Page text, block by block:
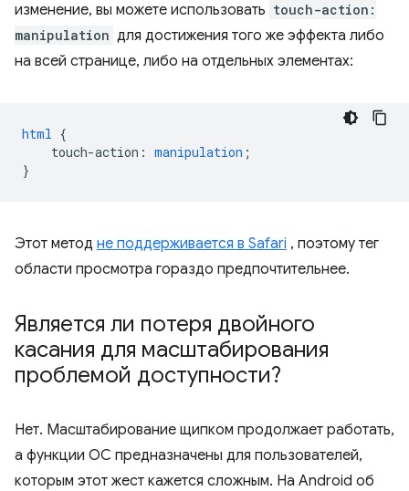
изменение, вы можете использовать touch-action:
manipulation для достижения того же эффекта либо
на всей странице, либо на отдельных элементах:
html {
touch-action : manipulation ;
}
Этот метод не поддерживается в Safari , поэтому тег
области просмотра гораздо предпочтительнее.
Является ли потеря двойного
касания для масштабирования
проблемой доступности?
Нет. Масштабирование щипком продолжает работать,
а функции ОС предназначены для пользователей,
которым этот жест кажется сложным. На Android об